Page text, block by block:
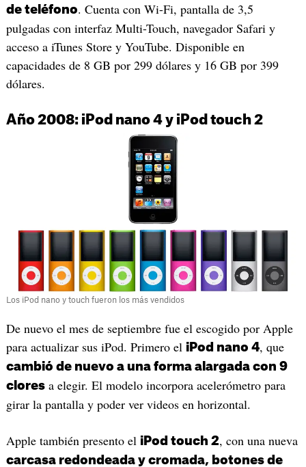
de teléfono. Cuenta con Wi-Fi, pantalla de 3,5
pulgadas con interfaz Multi-Touch, navegador Safari y
acceso a iTunes Store y YouTube. Disponible en
capacidades de 8 GB por 299 dólares y 16 GB por 399
dólares.
Año 2008: iPod nano 4 y iPod touch 2
Los iPod nano y touch fueron los más vendidos
De nuevo el mes de septiembre fue el escogido por Apple
para actualizar sus iPod. Primero el iPod nano 4, que
cambió de nuevo a una forma alargada con 9
cloresa elegir. El modelo incorpora acelerómetro para
girar la pantalla y poder ver videos en horizontal.
Apple también presento el iPod touch 2, con una nueva
carcasa redondeada y cromada, botones de